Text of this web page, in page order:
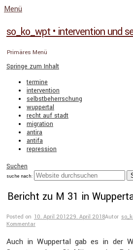
Menü
so_ko_wpt • intervention und
Primäres Menü
Springe zum Inhalt
termine
intervention
selbstbeherrschung
wuppertal
recht auf stadt
migration
antira
antifa
repression
Suchen
suche nach:
Bericht zu M 31 in
Posted on 10. April 201229. April 2018Autor
Kommentar
Auch in Wuppertal gab es in der